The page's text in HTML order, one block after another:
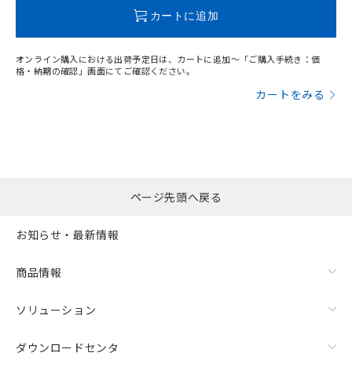
カートに追加
オンライン購入における出荷予定日は、カートに追加～「ご購入手続き：価
格・納期の確認」画面にてご確認ください。
カートをみる
ページ先頭へ戻る
お知らせ・最新情報
商品情報
ソリューション
ダウンロードセンタ